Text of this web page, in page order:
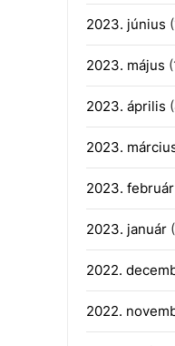
2023. június
2023. május
2023. április
2023.
2023. február
2023. január
2022.
2022.